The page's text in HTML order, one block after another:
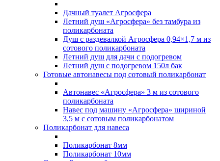
Дачный туалет Агросфера
Летний душ «Агросфера» без тамбура из
поликарбоната
Душ с раздевалкой Агросфера 0,94×1,7 м из
сотового поликарбоната
Летний душ для дачи с подогревом
Летний душ с подогревом 150л бак
Готовые автонавесы под сотовый поликарбонат
Автонавес «Агросфера» 3 м из сотового
поликарбоната
Навес под машину «Агросфера» шириной
3,5 м с сотовым поликарбонатом
Поликарбонат для навеса
Поликарбонат 8мм
Поликарбонат 10мм